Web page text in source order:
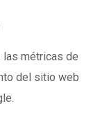
las métricas de
del sitio web